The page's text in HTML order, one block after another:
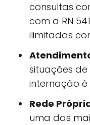
consultas
com a RN
ilimitadas
situações
internação
Rede
uma das